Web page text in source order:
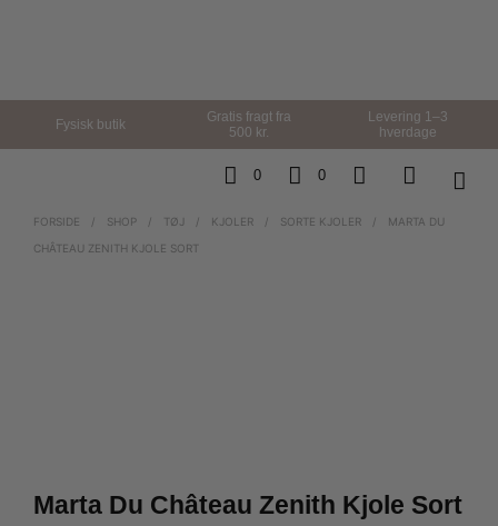
Fysisk butik
Gratis fragt fra
500 kr.
Levering 1–3
hverdage
0 0
FORSIDE / SHOP / TØJ / KJOLER / SORTE KJOLER /
MARTA DU
CHÂTEAU ZENITH KJOLE SORT
Marta Du Château Zenith Kjole Sort